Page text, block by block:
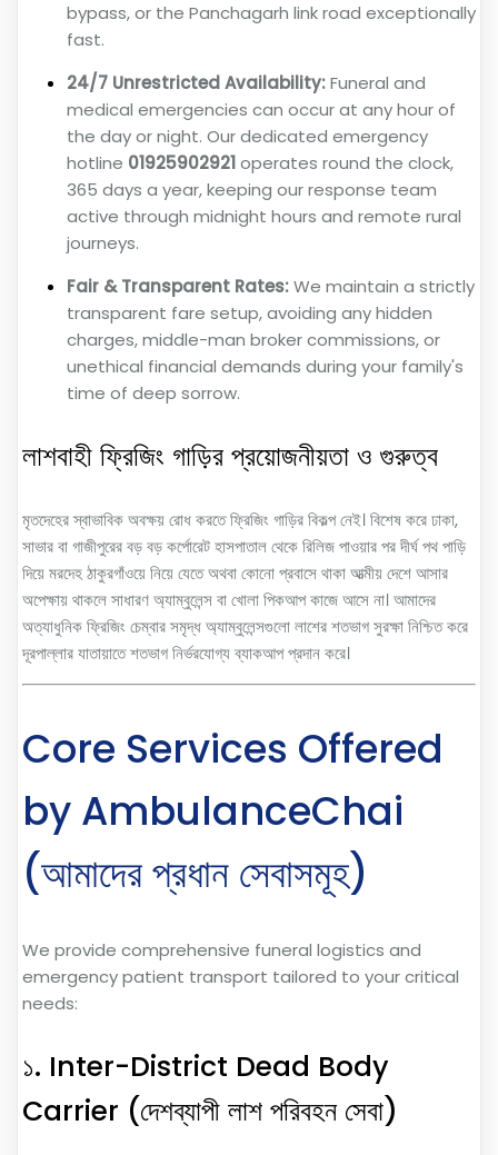
bypass, or the Panchagarh link road exceptionally
fast.
24/7 Unrestricted Availability:Funeral and
medical emergencies can occur at any hour of
the day or night. Our dedicated emergency
hotline 01925902921operates round the clock,
365 days a year, keeping our response team
active through midnight hours and remote rural
journeys.
Fair & Transparent Rates:We maintain a strictly
transparent fare setup, avoiding any hidden
charges, middle-man broker commissions, or
unethical financial demands during your family's
time of deep sorrow.
লাশবাহী ফ্রিজিং গাড়ির প্রয়োজনীয়তা ও গুরুত্ব
মৃতদেহের স্বাভাবিক অবক্ষয় রোধ করতে ফ্রিজিং গাড়ির বিকল্প নেই। বিশেষ করে ঢাকা,
সাভার বা গাজীপুরের বড় বড় কর্পোরেট হাসপাতাল থেকে রিলিজ পাওয়ার পর দীর্ঘ পথ পাড়ি
দিয়ে মরদেহ ঠাকুরগাঁওয়ে নিয়ে যেতে অথবা কোনো প্রবাসে থাকা আত্মীয় দেশে আসার
অপেক্ষায় থাকলে সাধারণ অ্যাম্বুলেন্স বা খোলা পিকআপ কাজে আসে না। আমাদের
অত্যাধুনিক ফ্রিজিং চেম্বার সমৃদ্ধ অ্যাম্বুলেন্সগুলো লাশের শতভাগ সুরক্ষা নিশ্চিত করে
দূরপাল্লার যাতায়াতে শতভাগ নির্ভরযোগ্য ব্যাকআপ প্রদান করে।
Core Services Offered
by AmbulanceChai
(আমাদের প্রধান সেবাসমূহ)
We provide comprehensive funeral logistics and
emergency patient transport tailored to your critical
needs:
১. Inter-District Dead Body
Carrier (দেশব্যাপী লাশ পরিবহন সেবা)